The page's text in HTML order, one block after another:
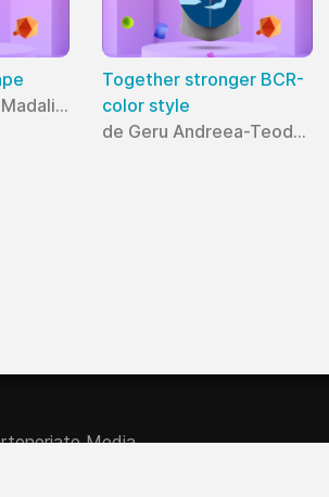
de Straton Alice-Madalina
Together stronger BCR-
color style
de Geru Andreea-Teodora
Media